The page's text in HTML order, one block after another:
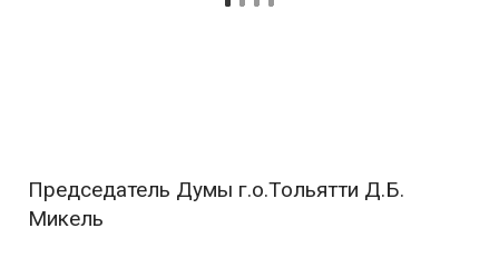
Председатель Думы г.о.Тольятти Д.Б.
Микель